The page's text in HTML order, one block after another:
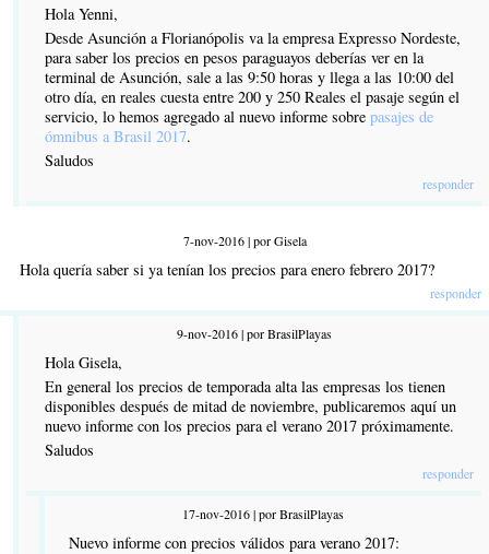
Hola Yenni,
Desde Asunción a Florianópolis va la empresa Expresso Nordeste,
para saber los precios en pesos paraguayos deberías ver en la
terminal de Asunción, sale a las 9:50 horas y llega a las 10:00 del
otro día, en reales cuesta entre 200 y 250 Reales el pasaje según el
servicio, lo hemos agregado al nuevo informe sobre pasajes de
ómnibus a Brasil 2017.
Saludos
responder
7-nov-2016 | por Gisela
Hola quería saber si ya tenían los precios para enero febrero 2017?
responder
9-nov-2016 | por BrasilPlayas
Hola Gisela,
En general los precios de temporada alta las empresas los tienen
disponibles después de mitad de noviembre, publicaremos aquí un
nuevo informe con los precios para el verano 2017 próximamente.
Saludos
responder
17-nov-2016 | por BrasilPlayas
Nuevo informe con precios válidos para verano 2017: